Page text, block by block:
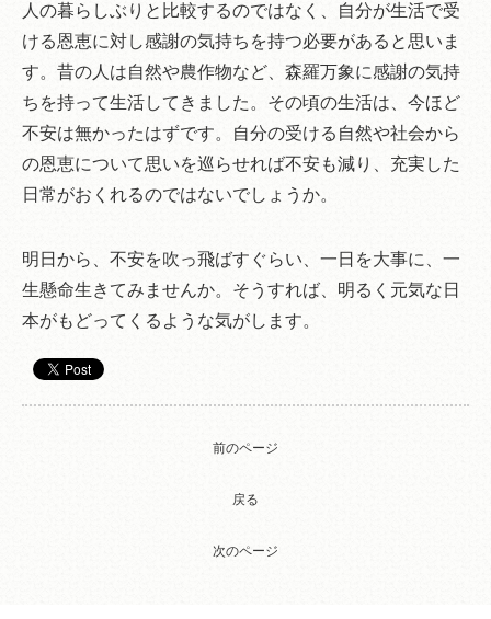
人の暮らしぶりと比較するのではなく、自分が生活で受
ける恩恵に対し感謝の気持ちを持つ必要があると思いま
す。昔の人は自然や農作物など、森羅万象に感謝の気持
ちを持って生活してきました。その頃の生活は、今ほど
不安は無かったはずです。自分の受ける自然や社会から
の恩恵について思いを巡らせれば不安も減り、充実した
日常がおくれるのではないでしょうか。
明日から、不安を吹っ飛ばすぐらい、一日を大事に、一
生懸命生きてみませんか。そうすれば、明るく元気な日
本がもどってくるような気がします。
前のページ
戻る
次のページ